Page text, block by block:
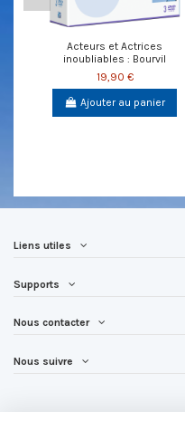
Acteurs et Actrices
inoubliables : Bourvil
19,90 €
Ajouter au panier
Liens utiles
Supports
Nous contacter
Nous suivre